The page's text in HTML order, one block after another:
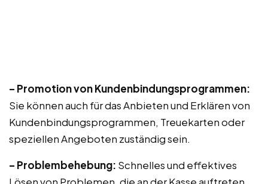
– Promotion von Kundenbindungsprogrammen:
Sie können auch für das Anbieten und Erklären von
Kundenbindungsprogrammen, Treuekarten oder
speziellen Angeboten zuständig sein.
– Problembehebung: Schnelles und effektives